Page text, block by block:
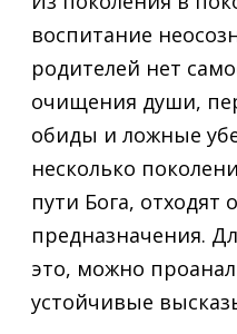
воспитание
родителей нет
очищения души,
обиды и ложные
несколько
пути Бога, отходят
предназначения.
это, можно
устойчивые